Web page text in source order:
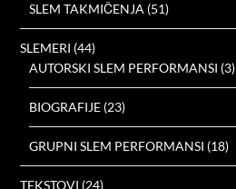
SLEM TAKMIČENJA (51)
SLEMERI (44)
AUTORSKI SLEM PERFORMANSI (3)
BIOGRAFIJE (23)
GRUPNI SLEM PERFORMANSI (18)
TEKSTOVI (24)